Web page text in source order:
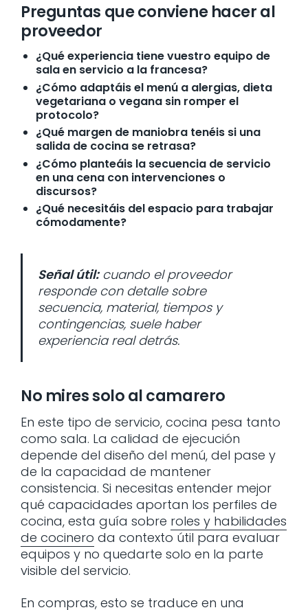
Preguntas que conviene hacer al
proveedor
¿Qué experiencia tiene vuestro equipo de
sala en servicio a la francesa?
¿Cómo adaptáis el menú a alergias, dieta
vegetariana o vegana sin romper el
protocolo?
¿Qué margen de maniobra tenéis si una
salida de cocina se retrasa?
¿Cómo planteáis la secuencia de servicio
en una cena con intervenciones o
discursos?
¿Qué necesitáis del espacio para trabajar
cómodamente?
Señal útil:cuando el proveedor
responde con detalle sobre
secuencia, material, tiempos y
contingencias, suele haber
experiencia real detrás.
No mires solo al camarero
En este tipo de servicio, cocina pesa tanto
como sala. La calidad de ejecución
depende del diseño del menú, del pase y
de la capacidad de mantener
consistencia. Si necesitas entender mejor
qué capacidades aportan los perfiles de
cocina, esta guía sobre roles y habilidades
de cocinero da contexto útil para evaluar
equipos y no quedarte solo en la parte
visible del servicio.
En compras, esto se traduce en una